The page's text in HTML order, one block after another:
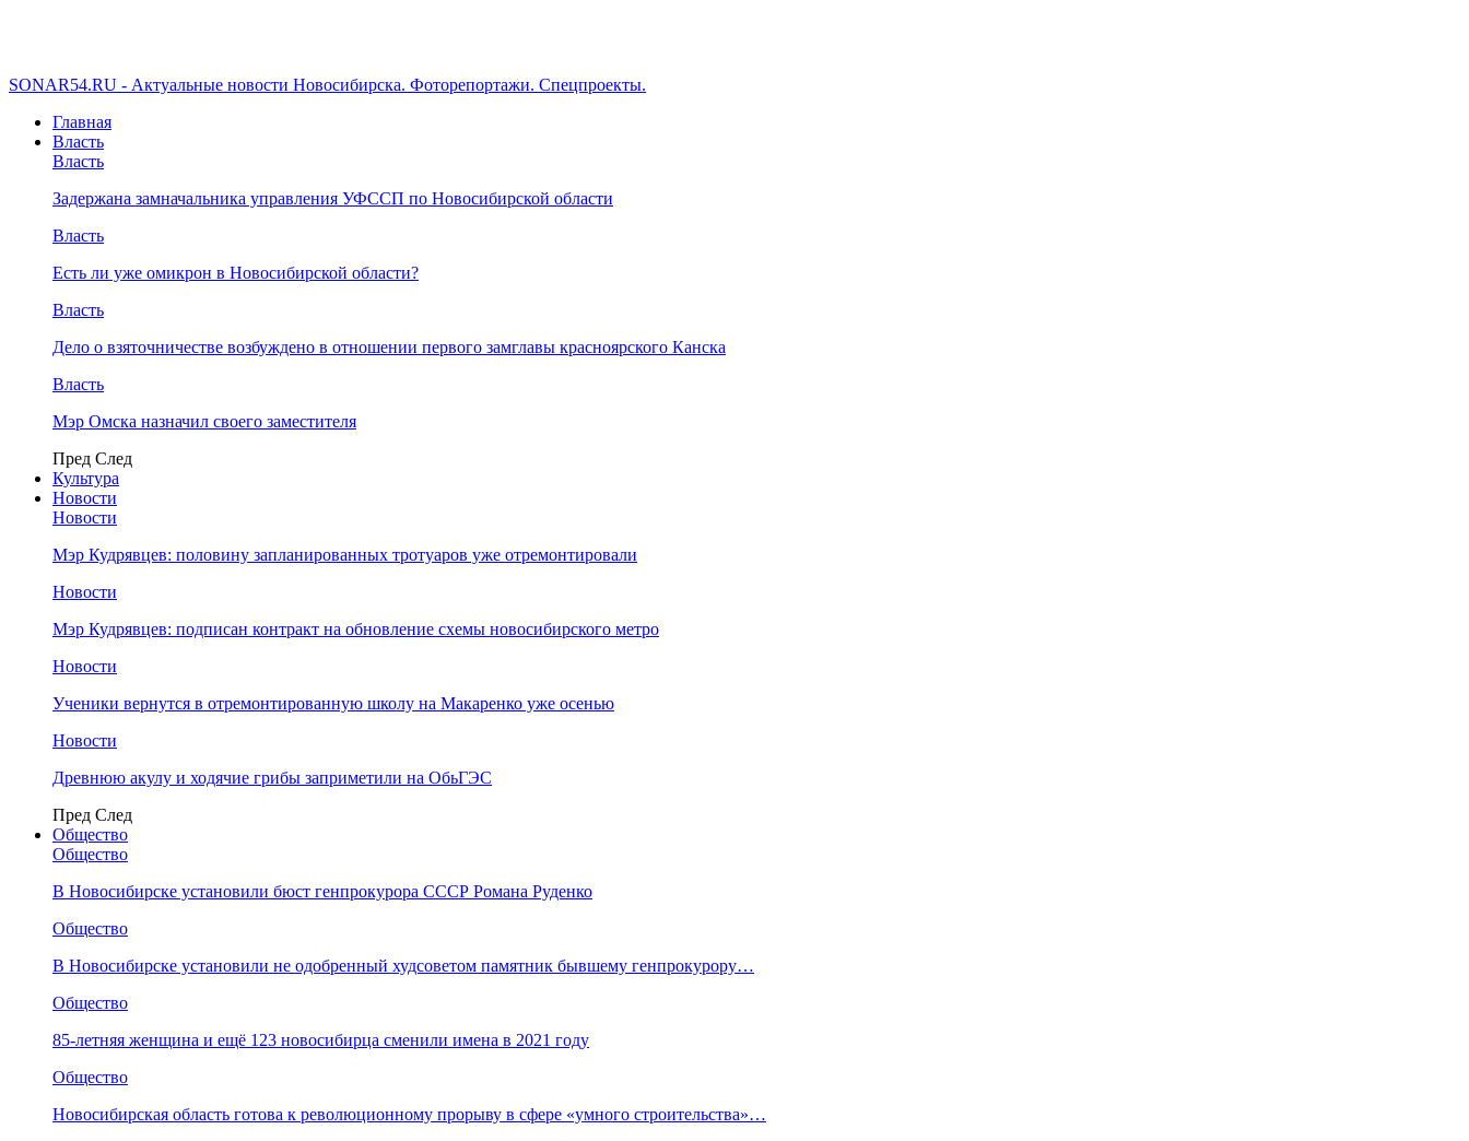
SONAR54.RU - Актуальные новости Новосибирска. Фоторепортажи. Спецпроекты.
Главная
Власть
Власть
Задержана замначальника управления УФССП по Новосибирской области
Власть
Есть ли уже омикрон в Новосибирской области?
Власть
Дело о взяточничестве возбуждено в отношении первого замглавы красноярского Канска
Власть
Мэр Омска назначил своего заместителя
Пред След
Культура
Новости
Новости
Мэр Кудрявцев: половину запланированных тротуаров уже отремонтировали
Новости
Мэр Кудрявцев: подписан контракт на обновление схемы новосибирского метро
Новости
Ученики вернутся в отремонтированную школу на Макаренко уже осенью
Новости
Древнюю акулу и ходячие грибы заприметили на ОбьГЭС
Пред След
Общество
Общество
В Новосибирске установили бюст генпрокурора СССР Романа Руденко
Общество
В Новосибирске установили не одобренный худсоветом памятник бывшему генпрокурору…
Общество
85-летняя женщина и ещё 123 новосибирца сменили имена в 2021 году
Общество
Новосибирская область готова к революционному прорыву в сфере «умного строительства»…